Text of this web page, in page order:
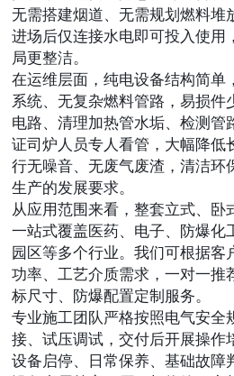
无需搭建烟道、无需规划燃料堆
进场后仅连接水电即可投入使用
局更整洁。
在运维层面，纯电设备结构简单
系统、无复杂燃料管路，易损件
电路、清理加热管水垢、检测管
证司炉人员专人看管，大幅降低
行无噪音、无废气废渣，清洁环
生产的发展要求。
从应用范围来看，整套立式、卧
一站式覆盖医药、电子、防爆化
园区等多个行业。我们可根据客
功率、工艺介质需求，一对一推
标尺寸、防爆配置定制服务。
专业施工团队严格按照电气安全
接、试压调试，交付后开展操作
设备启停、日常保养、基础故障